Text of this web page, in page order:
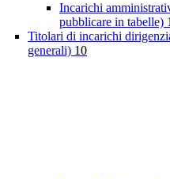
Incarichi
pubblicare in tabelle) 1
Titolari di incarichi
generali) 10